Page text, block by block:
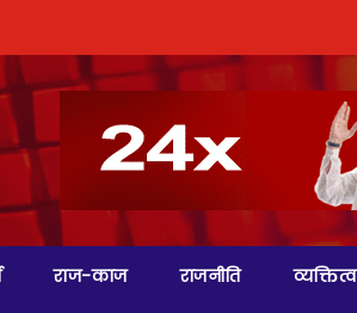
राज-काज राजनीति व्यक्तित्व